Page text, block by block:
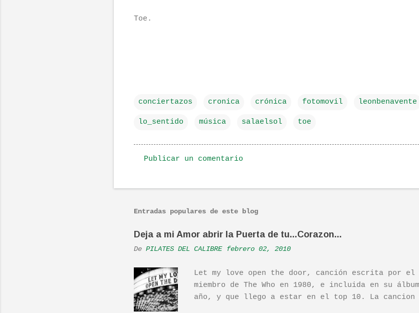
Toe.
conciertazos cronica crónica fotomovil leonbenavente
lo_sentido música salaelsol toe
e
t
a
r
i
o
s
Publicar un comentario
Entradas populares de este blog
Deja a mi Amor abrir la Puerta de tu...Corazon...
De PILATES DEL CALIBRE febrero 02, 2010
Let my love open the door, canción escrita por el
miembro de The Who en 1980, e incluida en su
año, y que llego a estar en el top 10. La